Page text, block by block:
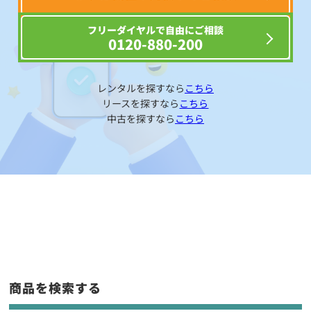
フリーダイヤルで自由にご相談
0120-880-200
レンタルを探すなら こちら
リースを探すなら こちら
中古を探すなら こちら
商品を検索する